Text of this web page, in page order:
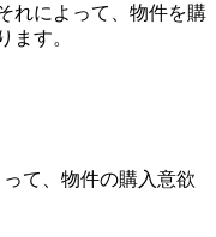
れによって、物件を購
ます。
て、物件の購入意欲